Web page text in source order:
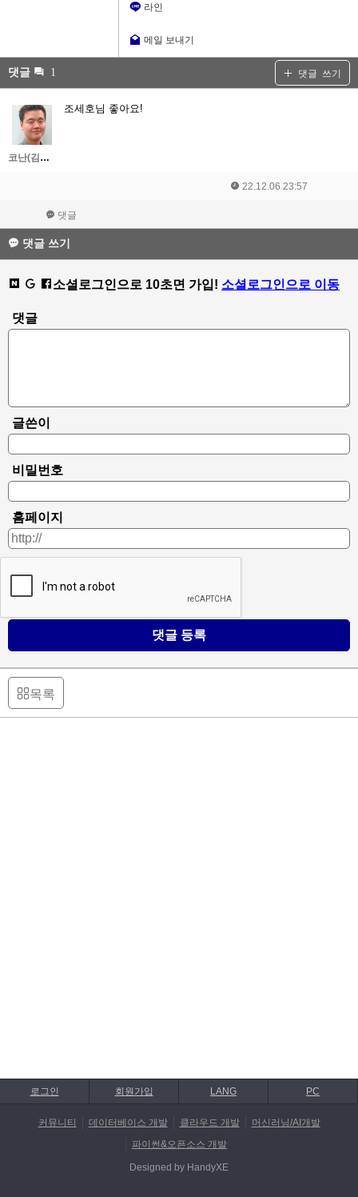
라인
메일 보내기
댓글 1 댓글 쓰기
코난(김대우)
조세호님 좋아요!
22.12.06 23:57
댓글
댓글 쓰기
소셜로그인으로 10초면 가입! 소셜로그인으로 이동
댓글
글쓴이
비밀번호
홈페이지
댓글 등록
목록
로그인 회원가입 LANG PC
커뮤니티 데이터베이스 개발 클라우드 개발
머신러닝/AI개발
파이썬&오픈소스 개발
Designed by HandyXE